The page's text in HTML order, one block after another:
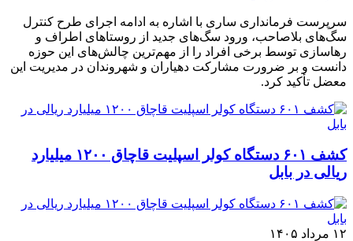
سرپرست فرمانداری ساری با اشاره به ادامه اجرای طرح کنترل
سگ‌های بلاصاحب، ورود سگ‌های جدید از روستاهای اطراف و
رهاسازی توسط برخی افراد را از مهم‌ترین چالش‌های این حوزه
دانست و بر ضرورت مشارکت دهیاران و شهروندان در مدیریت این
معضل تأکید کرد.
کشف ۶۰۱ دستگاه کولر اسپلیت قاچاق ۱۲۰۰ میلیارد
ریالی در بابل
۱۲ مرداد ۱۴۰۵